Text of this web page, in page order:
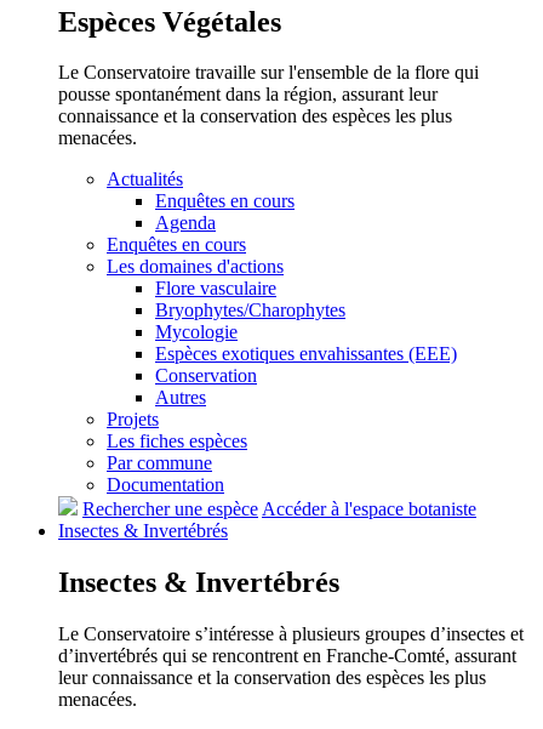
Espèces Végétales
Le Conservatoire travaille sur l'ensemble de la flore qui
pousse spontanément dans la région, assurant leur
connaissance et la conservation des espèces les plus
menacées.
Actualités
Enquêtes en cours
Agenda
Enquêtes en cours
Les domaines d'actions
Flore vasculaire
Bryophytes/Charophytes
Mycologie
Espèces exotiques envahissantes (EEE)
Conservation
Autres
Projets
Les fiches espèces
Par commune
Documentation
Rechercher une espèceAccéder à l'espace botaniste
Insectes & Invertébrés
Insectes & Invertébrés
Le Conservatoire s’intéresse à plusieurs groupes d’insectes et
d’invertébrés qui se rencontrent en Franche-Comté, assurant
leur connaissance et la conservation des espèces les plus
menacées.